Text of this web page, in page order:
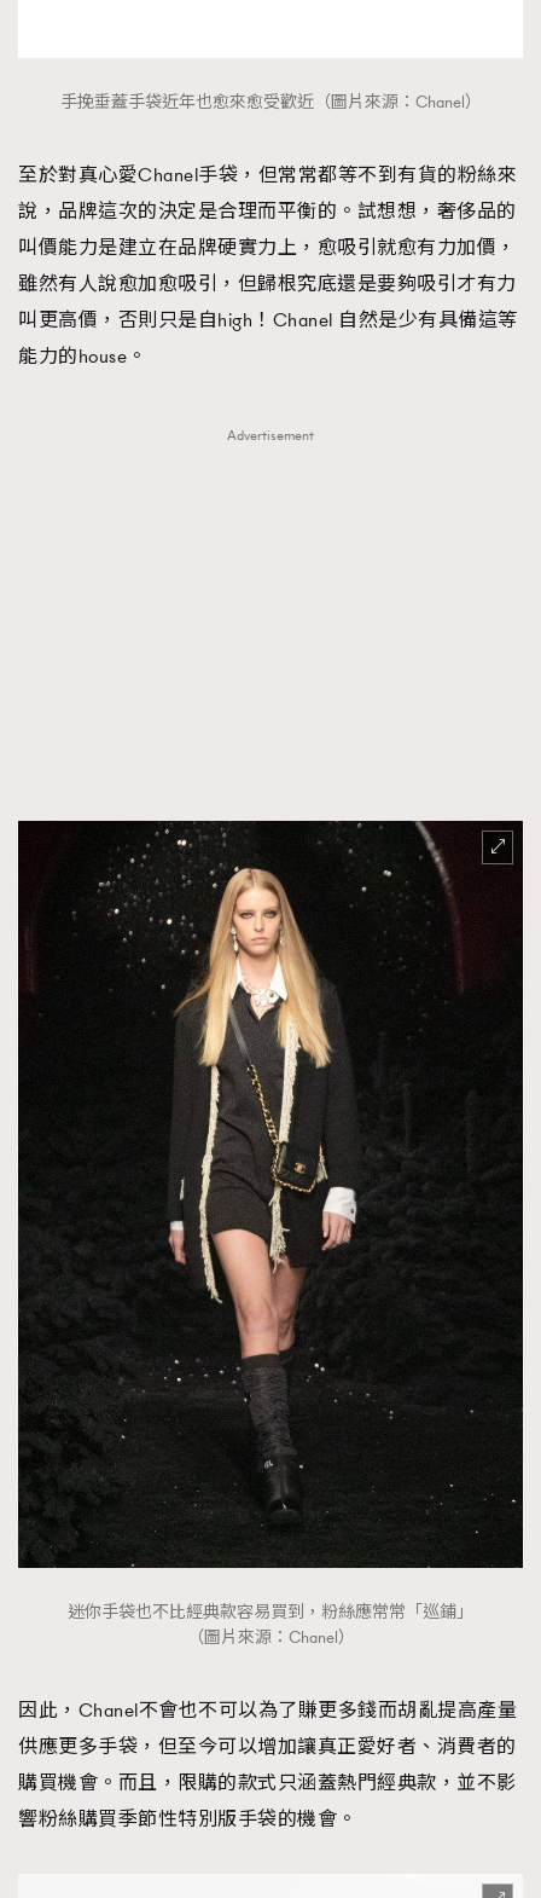
手挽垂蓋手袋近年也愈來愈受歡近（圖片來源：Chanel）
至於對真心愛Chanel手袋，但常常都等不到有貨的粉絲來
說，品牌這次的決定是合理而平衡的。試想想，奢侈品的
叫價能力是建立在品牌硬實力上，愈吸引就愈有力加價，
雖然有人說愈加愈吸引，但歸根究底還是要夠吸引才有力
叫更高價，否則只是自high！Chanel 自然是少有具備這等
能力的house。
Advertisement
迷你手袋也不比經典款容易買到，粉絲應常常「巡鋪」
（圖片來源：Chanel）
因此，Chanel不會也不可以為了賺更多錢而胡亂提高產量
供應更多手袋，但至今可以增加讓真正愛好者、消費者的
購買機會。而且，限購的款式只涵蓋熱門經典款，並不影
響粉絲購買季節性特別版手袋的機會。